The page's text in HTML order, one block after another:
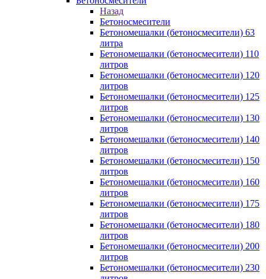
Назад
Бетоносмесители
Бетономешалки (бетоносмесители) 63
литра
Бетономешалки (бетоносмесители) 110
литров
Бетономешалки (бетоносмесители) 120
литров
Бетономешалки (бетоносмесители) 125
литров
Бетономешалки (бетоносмесители) 130
литров
Бетономешалки (бетоносмесители) 140
литров
Бетономешалки (бетоносмесители) 150
литров
Бетономешалки (бетоносмесители) 160
литров
Бетономешалки (бетоносмесители) 175
литров
Бетономешалки (бетоносмесители) 180
литров
Бетономешалки (бетоносмесители) 200
литров
Бетономешалки (бетоносмесители) 230